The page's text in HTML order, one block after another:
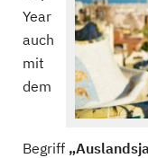
Year
auch
mit
dem
Begriff